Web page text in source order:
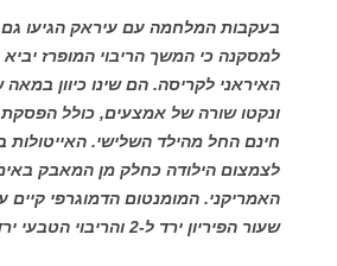
בעקבות המלחמה עם עיראק הגיעו גם
למסקנה כי המשך הריבוי המופרז
האיראני לקריסה. הם שינו כיוון
ונקטו שורה של אמצעים, כולל הפסקת
חינם החל מהילד השלישי. האייטולות
לצמצום הילודה כחלק מן המאבק
האמריקני. המומנטום הדמוגרפי קיים
שעור הפיריון ירד ל-2 והריבוי הטבעי ירד ל-1.5.